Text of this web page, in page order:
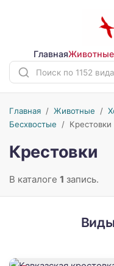
ГлавнаяЖивотные
Главная / Животные /
Бесхвостые / Крестовки
Крестовки
В каталоге 1 запись.